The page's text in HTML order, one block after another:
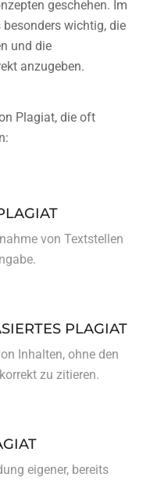
geschehen. Im
wichtig, die
und die
anzugeben.
Plagiat, die oft
von Textstellen
PLAGIAT
Inhalten, ohne den
zu zitieren.
eigener, bereits